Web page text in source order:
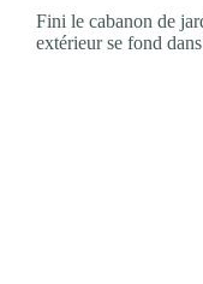
Fini le cabanon de
extérieur se fond